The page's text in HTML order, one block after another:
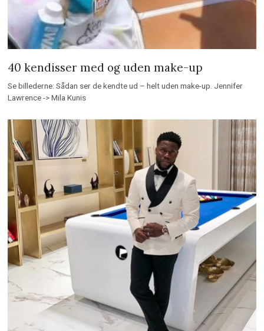
40 kendisser med og uden make-up
Se billederne: Sådan ser de kendte ud – helt uden make-up. Jennifer
Lawrence -> Mila Kunis